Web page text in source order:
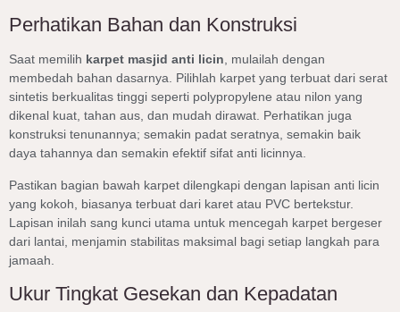
Perhatikan Bahan dan Konstruksi
Saat memilih karpet masjid anti licin , mulailah dengan
membedah bahan dasarnya. Pilihlah karpet yang terbuat dari serat
sintetis berkualitas tinggi seperti polypropylene atau nilon yang
dikenal kuat, tahan aus, dan mudah dirawat. Perhatikan juga
konstruksi tenunannya; semakin padat seratnya, semakin baik
daya tahannya dan semakin efektif sifat anti licinnya.
Pastikan bagian bawah karpet dilengkapi dengan lapisan anti licin
yang kokoh, biasanya terbuat dari karet atau PVC bertekstur.
Lapisan inilah sang kunci utama untuk mencegah karpet bergeser
dari lantai, menjamin stabilitas maksimal bagi setiap langkah para
jamaah.
Ukur Tingkat Gesekan dan Kepadatan